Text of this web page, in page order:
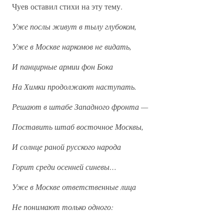
Чуев оставил стихи на эту тему.
Уже послы живут в тылу глубоком,
Уже в Москве наркомов не видать,
И панцирные армии фон Бока
На Химки продолжают наступать.
Решают в штабе Западного фронта —
Поставить штаб восточное Москвы,
И солнце раной русского народа
Горит среди осенней синевы…
Уже в Москве ответственные лица
Не понимают только одного: